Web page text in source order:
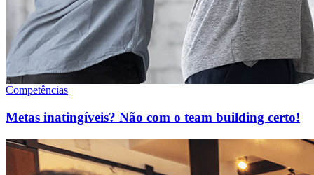
Competências
Metas inatingíveis? Não com o team building certo!